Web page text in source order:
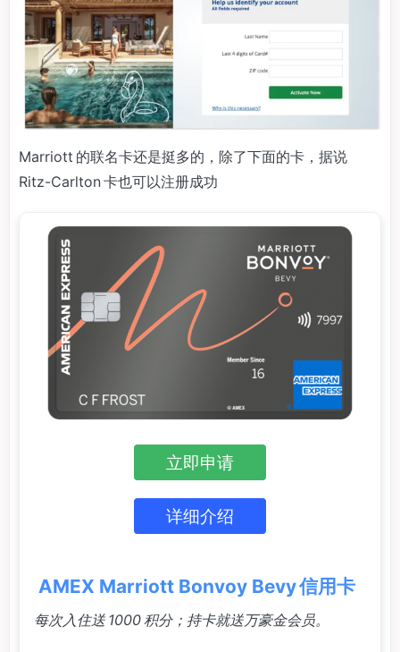
Marriott 的联名卡还是挺多的，除了下面的卡，据说
Ritz-Carlton 卡也可以注册成功
立即申请
详细介绍
AMEX Marriott Bonvoy Bevy 信用卡
每次入住送 1000 积分；持卡就送万豪金会员。